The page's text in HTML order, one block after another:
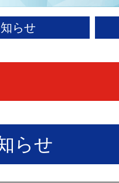
らせ
らせ